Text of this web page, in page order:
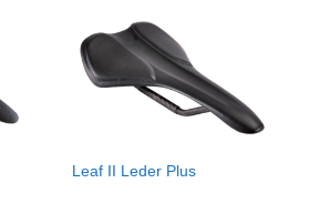
Leaf II Leder Plus